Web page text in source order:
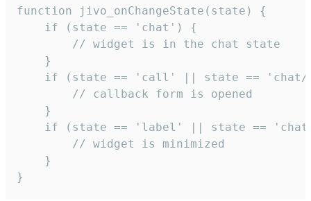
function jivo_onChangeState(state) {
    if (state == 'chat') {
        // widget is in the chat state
    }
if (state == 'call' || state ==
        // callback form is opened
    }
if (state == 'label' || state ==
        // widget is minimized
    }
}